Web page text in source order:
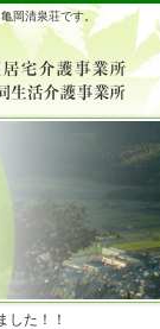
岡清泉荘です。
した！！